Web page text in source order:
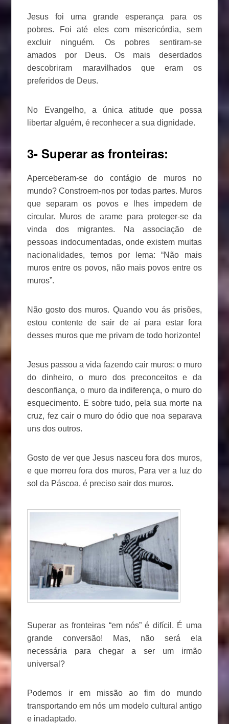
Jesus foi uma grande esperança para os
pobres. Foi até eles com misericórdia, sem
excluir ninguém. Os pobres sentiram-se
amados por Deus. Os mais deserdados
descobriram maravilhados que eram os
preferidos de Deus.
No Evangelho, a única atitude que possa
libertar alguém, é reconhecer a sua dignidade.
3- Superar as fronteiras:
Aperceberam-se do contágio de muros no
mundo? Constroem-nos por todas partes. Muros
que separam os povos e lhes impedem de
circular. Muros de arame para proteger-se da
vinda dos migrantes. Na associação de
pessoas indocumentadas, onde existem muitas
nacionalidades, temos por lema: “Não mais
muros entre os povos, não mais povos entre os
muros”.
Não gosto dos muros. Quando vou ás prisões,
estou contente de sair de aí para estar fora
desses muros que me privam de todo horizonte!
Jesus passou a vida fazendo cair muros: o muro
do dinheiro, o muro dos preconceitos e da
desconfiança, o muro da indiferença, o muro do
esquecimento. E sobre tudo, pela sua morte na
cruz, fez cair o muro do ódio que noa separava
uns dos outros.
Gosto de ver que Jesus nasceu fora dos muros,
e que morreu fora dos muros, Para ver a luz do
sol da Páscoa, é preciso sair dos muros.
Superar as fronteiras “em nós” é difícil. É uma
grande conversão! Mas, não será ela
necessária para chegar a ser um irmão
universal?
Podemos ir em missão ao fim do mundo
transportando em nós um modelo cultural antigo
e inadaptado.